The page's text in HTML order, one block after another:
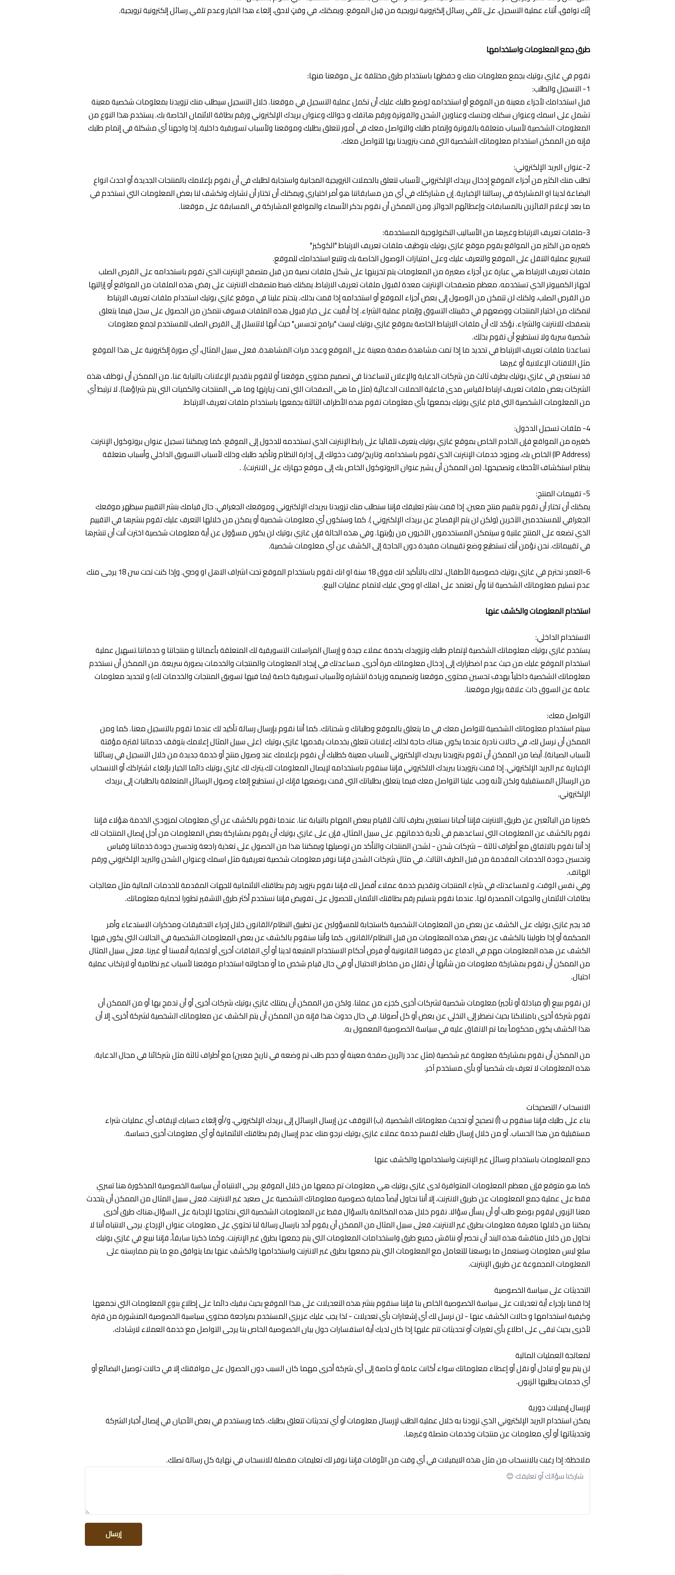
إنّك توافق، أثناء عملية التسجيل، على تلقي رسائل إلكترونية ترويجية من قِبل الموقع. ويمكنك، في وقتٍ لاحق، إلغاء هذا الخيار وعدم تلقي رسائل إلكترونية ترويجية.
طرق جمع المعلومات واستخدامها
نقوم في غازي بوتيك بجمع معلومات منك و حفظها باستخدام طرق مختلفة على موقعنا منها:
1- التسجيل والطلب:
قبل استخدامك لأجزاء معينة من الموقع أو استخدامه لوضع طلبك عليك أن تكمل عملية التسجيل في موقعنا. خلال التسجيل سيطلب منك تزويدنا بمعلومات شخصية معينة
تشمل على اسمك وعنوان سكنك وجنسك وعناوين الشحن والفوترة ورقم هاتفك و جوالك وعنوان بريدك الإلكتروني ورقم بطاقة الائتمان الخاصة بك. يستخدم هذا النوع من
المعلومات الشخصية لأسباب متعلقة بالفوترة وإتمام طلبك والتواصل معك في أمور تتعلق بطلبك وموقعنا ولأسباب تسويقية داخلية. إذا واجهنا أي مشكلة في إتمام طلبك
فإنه من الممكن استخدام معلوماتك الشخصية التي قمت بتزويدنا بها للتواصل معك.
2-عنوان البريد الإلكتروني:
تطلب منك الكثير من أجزاء الموقع إدخال بريدك الإلكتروني لأسباب تتعلق بالحملات الترويجية المجانية واستجابة لطلبك في أن نقوم بإعلامك بالمنتجات الجديدة أو احدث انواع
البضاعة لدينا او المشاركة في رسالتنا الإخبارية. إن مشاركتك في أي من مسابقاتنا هو أمر اختياري ويمكنك أن تختار أن تشارك وتكشف لنا بعض المعلومات التي تستخدم في
ما بعد لإعلام الفائزين بالمسابقات وإعطائهم الجوائز. ومن الممكن أن نقوم بذكر الأسماء والمواقع المشاركة في المسابقة على موقعنا.
3-ملفات تعريف الارتباط وغيرها من الأساليب التكنولوجية المستخدمة:
كغيره من الكثير من المواقع يقوم موقع غازي بوتيك بتوظيف ملفات تعريف الارتباط "الكوكيز"
لتسريع عملية التنقل على الموقع والتعرف عليك وعلى امتيازات الوصول الخاصة بك وتتبع استخدامك للموقع.
ملفات تعريف الارتباط هي عبارة عن أجزاء صغيرة من المعلومات يتم تخزينها على شكل ملفات نصية من قبل متصفح الإنترنت الذي تقوم باستخدامه على القرص الصلب
لجهاز الكمبيوتر الذي تستخدمه. معظم متصفحات الإنترنت معدة لقبول ملفات تعريف الارتباط. يمكنك ضبط متصفحك الانترنت على رفض هذه الملفات من المواقع أو إزالتها
من القرص الصلب، ولكنك لن تتمكن من الوصول إلى بعض أجزاء الموقع أو استخدامه إذا قمت بذلك. يتحتم علينا في موقع غازي بوتيك استخدام ملفات تعريف الارتباط
لنمكنك من اختيار المنتجات ووضعهم في حقيبتك التسوق وإتمام عملية الشراء. إذا أبقيت على خيار قبول هذه الملفات فسوف نتمكن من الحصول على سجل فيما يتعلق
بتصفحك للانترنت والشراء. نؤكد لك أن ملفات الارتباط الخاصة بموقع غازي بوتيك ليست "برامج تجسس" حيث أنها لاتتسلل إلى القرص الصلب للمستخدم لجمع معلومات
شخصية سرية ولا تستطيع أن تقوم بذلك.
تساعدنا ملفات تعريف الارتباط في تحديد ما إذا تمت مشاهدة صفحة معينة على الموقع وعدد مرات المشاهدة. فعلى سبيل المثال، أي صورة إلكترونية على هذا الموقع
مثل اللافتات الإعلانية أو غيرها
قد نستعين في غازي بوتيك بطرف ثالث من شركات الدعاية والإعلان لتساعدنا في تصميم محتوى موقعنا أو لتقوم بتقديم الإعلانات بالنيابة عنا. من الممكن أن توظف هذه
الشركات بعض ملفات تعريف ارتباط لقياس مدى فاعلية الحملات الدعائية (مثل ما هي الصفحات التي تمت زيارتها وما هي المنتجات والكميات التي يتم شراؤها). لا ترتبط أي
من المعلومات الشخصية التي قام غازي بوتيك بجمعها بأي معلومات تقوم هذه الأطراف الثالثة بجمعها باستخدام ملفات تعريف الارتباط.
4- ملفات تسجيل الدخول:
كغيره من المواقع فإن الخادم الخاص بموقع غازي بوتيك يتعرف تلقائيا على رابط الإنترنت الذي تستخدمه للدخول إلى الموقع. كما ويمكننا تسجيل عنوان بروتوكول الإنترنت
(IP Address) الخاص بك، ومزود خدمات الإنترنت الذي تقوم باستخدامه، وتاريخ/وقت دخولك إلى إدارة النظام وتأكيد طلبك وذلك لأسباب التسويق الداخلي وأسباب متعلقة
بنظام استكشاف الأخطاء وتصحيحها. (من الممكن أن يشير عنوان البروتوكول الخاص بك إلى موقع جهازك على الانترنت). .
5- تقييمات المنتج:
يمكنك أن تختار أن تقوم بتقييم منتج معين. إذا قمت بنشر تعليقك فإننا سنطلب منك تزويدنا ببريدك الإلكتروني وموقعك الجغرافي. حال قيامك بنشر التقييم سيظهر موقعك
الجغرافي للمستخدمين الآخرين (ولكن لن يتم الإفصاح عن بريدك الإلكتروني ). كما وستكون أي معلومات شخصية أو يمكن من خلالها التعرف عليك تقوم بنشرها في التقييم
الذي تضعه على المنتج علنية و سيتمكن المستخدمون الآخرون من رؤيتها. وفي هذه الحالة فإن غازي بوتيك لن يكون مسؤول عن أية معلومات شخصية اخترت أنت أن تنشرها
في تقييماتك. نحن نؤمن أنك تستطيع وضع تقييمات مفيدة دون الحاجة إلى الكشف عن أي معلومات شخصية.
6-العمر: نحترم في غازي بوتيك خصوصية الأطفال. لذلك بالتأكيد انك فوق 18 سنة او انك تقوم باستخدام الموقع تحت اشراف الاهل او وصي. وإذا كنت تحت سن 18 يرجى منك
عدم تسليم معلوماتك الشخصية لنا وأن تعتمد على اهلك او وصي عليك لاتمام عمليات البيع.
استخدام المعلومات والكشف عنها
الاستخدام الداخلي:
يستخدم غازي بوتيك معلوماتك الشخصية لإتمام طلبك وتزويدك بخدمة عملاء جيدة و إرسال المراسلات التسويقية لك المتعلقة بأعمالنا و منتجاتنا و خدماتنا.تسهيل عملية
استخدام الموقع عليك من حيث عدم اضطرارك إلى إدخال معلوماتك مرة أخرى. مساعدتك في إيجاد المعلومات والمنتجات والخدمات بصورة سريعة. من الممكن أن نستخدم
معلوماتك الشخصية داخلياً بهدف تحسين محتوى موقعنا وتصميمه وزيادة انتشاره ولأسباب تسويقية خاصة (بما فيها تسويق المنتجات والخدمات لك) و لتحديد معلومات
عامة عن السوق ذات علاقة بزوار موقعنا.
التواصل معك:
سيتم استخدام معلوماتك الشخصية للتواصل معك في ما يتعلق بالموقع وطلباتك و شحناتك. كما أننا نقوم بإرسال رسالة تأكيد لك عندما تقوم بالتسجيل معنا. كما ومن
الممكن أن نرسل لك، في حالات نادرة عندما يكون هناك حاجة لذلك، إعلانات تتعلق بخدمات يقدمها غازي بوتيك (على سبيل المثال إعلامك بتوقف خدماتنا لفترة مؤقتة
لأسباب الصيانة). أيضا من الممكن أن تقوم بتزويدنا ببريدك الإلكتروني لأسباب معينة كطلبك أن نقوم بإعلامك عند وصول منتج أو خدمة جديدة من خلال التسجيل في رسائلنا
الإخبارية عبر البريد الإلكتروني. إذا قمت بتزويدنا ببريدك الالكتروني فإننا سنقوم باستخدامه لإيصال المعلومات لك.يترك لك غازي بوتيك دائما الخيار بإلغاء اشتراكك أو الانسحاب
من الرسائل المستقبلية ولكن لأنه وجب علينا التواصل معك فيما يتعلق بطلباتك التى قمت بوضعها فإنك لن تستطيع إلغاء وصول الرسائل المتعلقة بالطلبات إلى بريدك
الإلكتروني.
كغيرنا من البائعين عن طريق الانترنت فإننا أحيانا نستعين بطرف ثالث للقيام ببعض المهام بالنيابة عنا. عندما نقوم بالكشف عن أي معلومات لمزودي الخدمة هؤلاء فإننا
نقوم بالكشف عن المعلومات التي تساعدهم في تأدية خدماتهم. على سبيل المثال، فإن على غازي بوتيك أن يقوم بمشاركة بعض المعلومات من أجل إيصال المنتجات لك
إذ أننا نقوم بالاتفاق مع أطراف ثالثة – شركات شحن - لشحن المنتجات والتأكد من توصيلها ويمكننا هذا من الحصول على تغذية راجعة وتحسين جودة خدماتنا وقياس
وتحسين جودة الخدمات المقدمة من قبل الطرف الثالث. في مثال شركات الشحن فإننا نوفر معلومات شخصية تعريفية مثل اسمك وعنوان الشحن والبريد الإلكتروني ورقم
الهاتف.
وفي نفس الوقت، و لمساعدتك في شراء المنتجات وتقديم خدمة عملاء أفضل لك فإننا نقوم بتزويد رقم بطاقتك الائتمانية للجهات المقدمة للخدمات المالية مثل معالجات
بطاقات الائتمان والجهات المصدرة لها. عندما نقوم بتسليم رقم بطاقتك الائتمان للحصول على تفويض فإننا نستخدم أكثر طرق التشفير تطورا لحماية معلوماتك.
قد يجبر غازي بوتيك على الكشف عن بعض من المعلومات الشخصية كاستجابة للمسؤولين عن تطبيق النظام/القانون خلال إجراء التحقيقات ومذكرات الاستدعاء وأمر
المحكمة أو إذا طولبنا بالكشف عن بعض هذه المعلومات من قبل النظام/القانون. كما وأننا سنقوم بالكشف عن بعض المعلومات الشخصية في الحالات التي يكون فيها
الكشف عن هذه المعلومات مهم في الدفاع عن حقوقنا القانونية أو فرض أحكام الاستخدام المتبعة لدينا أو أي اتفاقات أخرى أو لحماية أنفسنا أو غيرنا. فعلى سبيل المثال
من الممكن أن نقوم بمشاركة معلومات من شأنها أن تقلل من مخاطر الاحتيال أو في حال قيام شخص ما أو محاولته استخدام موقعنا لأسباب غير نظامية أو لارتكاب عملية
احتيال.
لن نقوم ببيع (أو مبادلة أو تأجير) معلومات شخصية لشركات أخرى كجزء من عملنا. ولكن من الممكن أن يمتلك غازي بوتيك شركات أخرى أو أن تدمج بها أو من الممكن أن
تقوم شركة أخرى بامتلاكنا بحيث نضطر إلى التخلي عن بعض أو كل أصولنا. في حال حدوث هذا فإنه من الممكن أن يتم الكشف عن معلوماتك الشخصية لشركة أخرى، إلا أن
هذا الكشف يكون محكوماً بما تم الاتفاق عليه في سياسة الخصوصية المعمول به.
من الممكن أن نقوم بمشاركة معلومة غير شخصية (مثل عدد زائرين صفحة معينة أو حجم طلب تم وضعه في تاريخ معين) مع أطراف ثالثة مثل شركائنا في مجال الدعاية.
هذه المعلومات لا تعرف بك شخصيا أو بأي مستخدم آخر.
الانسحاب / التصحيحات
بناء على طلبك فإننا سنقوم ب (أ) تصحيح أو تحديث معلوماتك الشخصية، (ب) التوقف عن إرسال الرسائل إلى بريدك الإلكتروني، و/أو إلغاء حسابك لإيقاف أي عمليات شراء
مستقبلية من هذا الحساب. أو من خلال إرسال طلبك لقسم خدمة عملاء غازي بوتيك نرجو منك عدم إرسال رقم بطاقتك الائتمانية أو أي معلومات أخرى حساسة.
جمع المعلومات باستخدام وسائل غير الإنترنت واستخدامها والكشف عنها
كما هو متوقع فإن معظم المعلومات المتوافرة لدى غازي بوتيك هي معلومات تم جمعها من خلال الموقع. يرجى الانتباه أن سياسة الخصوصية المذكورة هنا تسري
فقط على عملية جمع المعلومات عن طريق الانترنت، إلا أننا نحاول أيضاً حماية خصوصية معلوماتك الشخصية على صعيد غير الانترنت. فعلى سبيل المثال من الممكن أن يتحدث
معنا الزبون ليقوم بوضع طلب أو أن يسأل سؤالا. نقوم خلال هذه المكالمة بالسؤال فقط عن المعلومات الشخصية التي نحتاجها للإجابة على السؤال.هناك طرق أخرى
يمكننا من خلالها معرفة معلومات بطرق غير الانترنت، فعلى سبيل المثال من الممكن أن يقوم أحد بارسال رسالة لنا تحتوي على معلومات عنوان الإرجاع. يرجى الانتباه أننا لا
نحاول من خلال مناقشة هذه البند أن نحصر أو نناقش جميع طرق واستخدامات المعلومات التي يتم جمعها بطرق غير الإنترنت. وكما ذكرنا سابقاً، فإننا نبيع في غازي بوتيك
سلع ليس معلومات وسنعمل ما بوسعنا للتعامل مع المعلومات التي يتم جمعها بطرق غير الانترنت واستخدامها والكشف عنها بما يتوافق مع ما يتم ممارسته على
المعلومات المجموعة عن طريق الإنترنت.
التحديثات على سياسة الخصوصية
إذا قمنا بإجراء أية تعديلات على سياسة الخصوصية الخاص بنا فإننا سنقوم بنشر هذه التعديلات على هذا الموقع بحيث نبقيك دائما على إطلاع بنوع المعلومات التي نجمعها
وكيفية استخدامها و حالات الكشف عنها - لن نرسل لك أي إشعارات بأي تعديلات - لذا يجب عليك عزيزي المستخدم بمراجعة محتوى سياسية الخصوصية المنشورة من فترة
لأخرى بحيث تبقى على اطلاع بأي تغيرات أو تحديثات تتم عليها إذا كان لديك أية استفسارات حول بيان الخصوصية الخاص بنا يرجى التواصل مع خدمة العملاء لارشادك.
لمعالجة العمليات المالية
لن يتم بيع أو تبادل أو نقل أو إعطاء معلوماتك سواء أكانت عامة أو خاصة إلى أي شركة أخرى مهما كان السبب دون الحصول على موافقتك إلا في حالات توصيل البضائع أو
أي خدمات يطلبها الزبون.
لإرسال إيميلات دورية
يمكن استخدام البريد الإلكتروني الذي تزودنا به خلال عملية الطلب لإرسال معلومات أو أي تحديثات تتعلق بطلبك. كما ويستخدم في بعض الأحيان في إيصال أخبار الشركة
وتحديثاتها أو أي معلومات عن منتجات وخدمات متصلة وغيرها.
ملاحظة: إذا رغبت بالانسحاب من مثل هذه الايميلات في أي وقت من الأوقات فإننا نوفر لك تعليمات مفصلة للانسحاب في نهاية كل رسالة تصلك.
إرسال